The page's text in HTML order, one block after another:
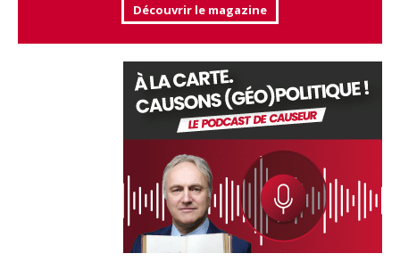
Découvrir le magazine